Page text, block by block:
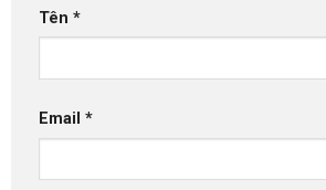
Tên *
Email *